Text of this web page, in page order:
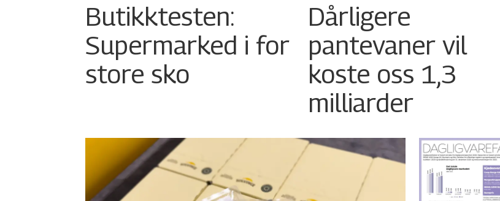
Butikktesten:
Supermarked i for
store sko
Dårligere
pantevaner vil
koste oss 1,3
milliarder